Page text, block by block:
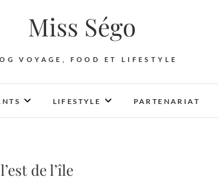
Miss Ségo
VOYAGE, FOOD ET LIFESTYLE
LIFESTYLE PARTENARIAT
de l’île